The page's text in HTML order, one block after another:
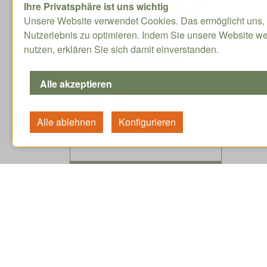
1537.38
CHF / Stk. exkl. MwSt.
Lieferzeit circa 5-8 Wochen
Ihre Privatsphäre ist uns wichtig
Unsere Website verwendet Cookies. Das ermöglicht uns,
Nutzerlebnis zu optimieren. Indem Sie unsere Website
nutzen, erklären Sie sich damit einverstanden.